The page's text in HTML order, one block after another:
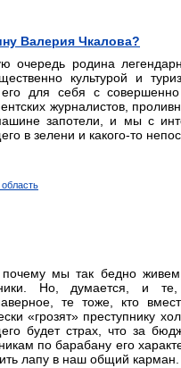
Валерия Чкалова?
родина
культурой и
для себя с
журналистов,
запотели, и мы с
в зелени и какого-то
мы так бедно
Но, думается, и те,
те тоже, кто
«грозят» преступнику
будет страх, что за
по барабану его
лапу в наш общий карман.